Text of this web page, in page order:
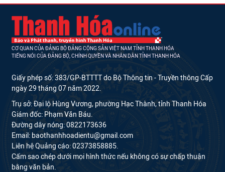
CƠ QUAN CỦA ĐẢNG BỘ ĐẢNG CỘNG SẢN VIỆT NAM TỈNH THANH HÓA
TIẾNG NÓI CỦA ĐẢNG BỘ, CHÍNH QUYỀN VÀ NHÂN DÂN TỈNH THANH HÓA
Giấy phép số: 383/GP-BTTTT do Bộ Thông tin - Truyền thông Cấp
ngày 29 tháng 07 năm 2022.
Trụ sở: Đại lộ Hùng Vương, phường Hạc Thành, tỉnh Thanh Hóa
Giám đốc: Phạm Văn Báu.
Đường dây nóng: 0822173636
Email: baothanhhoadientu@gmail.com
Liên hệ Quảng cáo: 02373858885.
Cấm sao chép dưới mọi hình thức nếu không có sự chấp thuận
bằng văn bản.